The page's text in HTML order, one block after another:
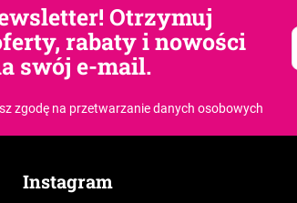
Otrzymuj
rabaty i nowości
swój e-mail.
zgodę na przetwarzanie danych osobowych
Instagram